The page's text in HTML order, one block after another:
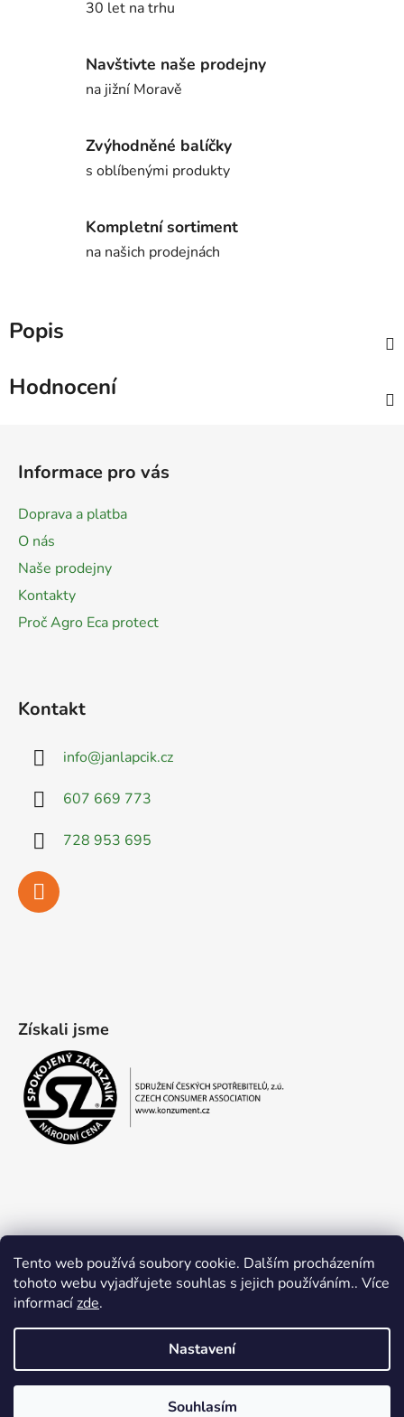
Tento web používá soubory cookie. Dalším procházením
tohoto webu vyjadřujete souhlas s jejich používáním.. Více
informacízde.
Nastavení
Souhlasím
30 let na trhu
Navštivte naše prodejny
na jižní Moravě
Zvýhodněné balíčky
s oblíbenými produkty
Kompletní sortiment
na našich prodejnách
Popis
Hodnocení
Informace pro vás
Doprava a platba
O nás
Naše prodejny
Kontakty
Proč Agro Eca protect
Kontakt
info@janlapcik.cz
607 669 773
728 953 695
Získali jsme
Obchodní podmínky Ochrana osobních údajů
Vytvořil Shoptet